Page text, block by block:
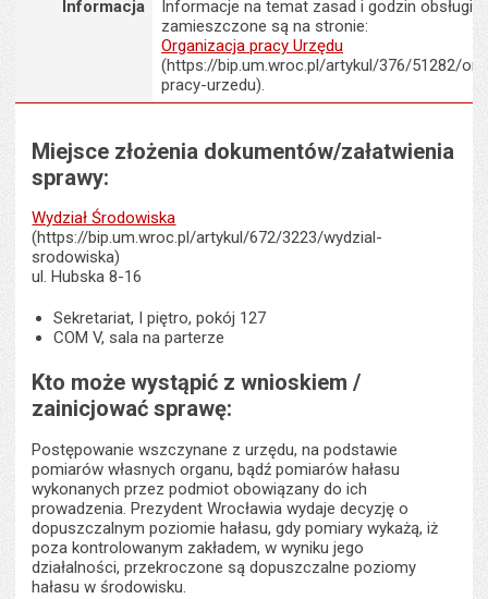
Informacja
Informacje na temat zasad i godzin obsługi
zamieszczone są na stronie:
Organizacja pracy Urzędu
(https://bip.um.wroc.pl/artykul/376/51282/
pracy-urzedu).
Miejsce złożenia dokumentów/załatwienia
sprawy:
Wydział Środowiska
(https://bip.um.wroc.pl/artykul/672/3223/wydzial-
srodowiska)
ul. Hubska 8-16
Sekretariat, I piętro, pokój 127
COM V, sala na parterze
Kto może wystąpić z wnioskiem /
zainicjować sprawę:
Postępowanie wszczynane z urzędu, na podstawie
pomiarów własnych organu, bądź pomiarów hałasu
wykonanych przez podmiot obowiązany do ich
prowadzenia. Prezydent Wrocławia wydaje decyzję o
dopuszczalnym poziomie hałasu, gdy pomiary wykażą, iż
poza kontrolowanym zakładem, w wyniku jego
działalności, przekroczone są dopuszczalne poziomy
hałasu w środowisku.